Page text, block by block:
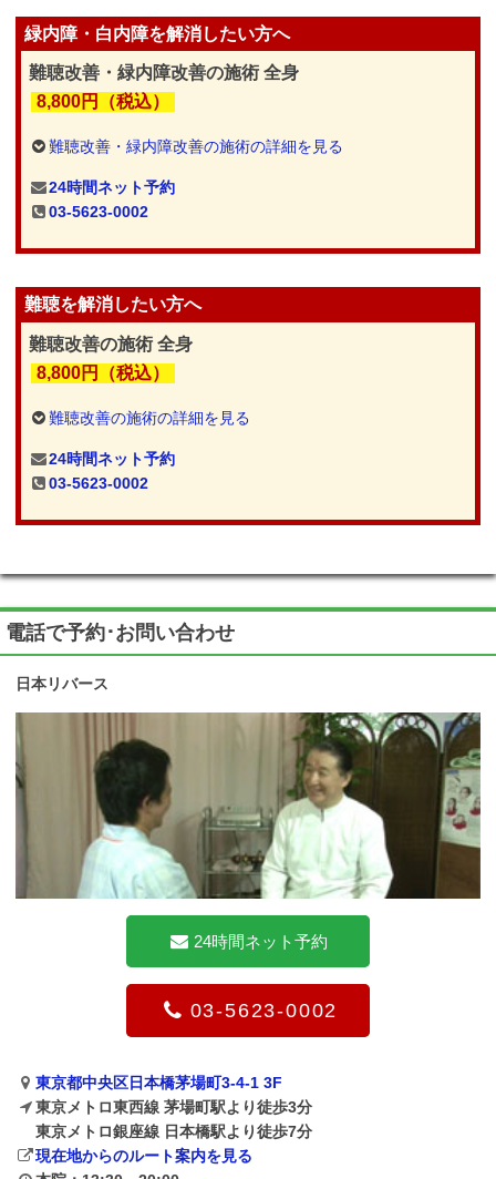
緑内障・白内障を解消したい方へ
難聴改善・緑内障改善の施術 全身
8,800円（税込）
難聴改善・緑内障改善の施術の詳細を見る
24時間ネット予約
03-5623-0002
難聴を解消したい方へ
難聴改善の施術 全身
8,800円（税込）
難聴改善の施術の詳細を見る
24時間ネット予約
03-5623-0002
電話で予約･お問い合わせ
日本リバース
24時間ネット予約
03-5623-0002
東京都中央区日本橋茅場町3-4-1 3F
東京メトロ東西線 茅場町駅より徒歩3分
東京メトロ銀座線 日本橋駅より徒歩7分
現在地からのルート案内を見る